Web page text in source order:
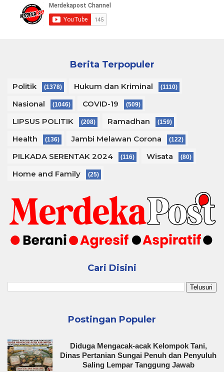
Berita Terpopuler
Politik (1378) Hukum dan Kriminal (1110)
Nasional (1046) COVID-19 (509)
LIPSUS POLITIK (208) Ramadhan (159)
Health (136) Jambi Melawan Corona (122)
PILKADA SERENTAK 2024 (116) Wisata (80)
Home and Family (25)
Cari Disini
Postingan Populer
Diduga Mengacak-acak Kelompok Tani,
Dinas Pertanian Sungai Penuh dan Penyuluh
Saling Lempar Tanggung Jawab